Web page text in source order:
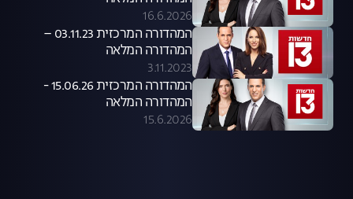
16.6.2026
המהדורה המרכזית 03.11.23 –
המהדורה המלאה
3.11.2023
המהדורה המרכזית 15.06.26 -
המהדורה המלאה
15.6.2026